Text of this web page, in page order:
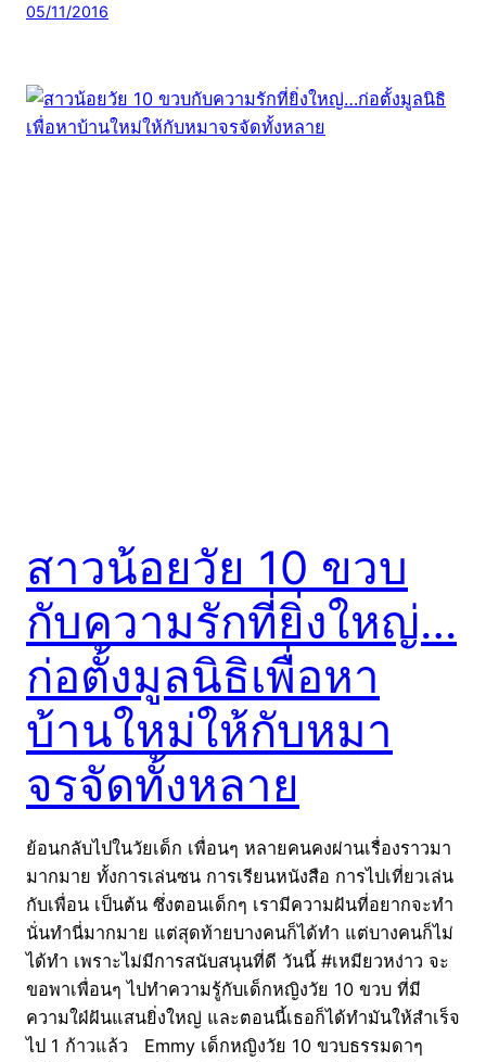
05/11/2016
สาวน้อยวัย 10 ขวบ
กับความรักที่ยิ่งใหญ่…
ก่อตั้งมูลนิธิเพื่อหา
บ้านใหม่ให้กับหมา
จรจัดทั้งหลาย
ย้อนกลับไปในวัยเด็ก เพื่อนๆ หลายคนคงผ่านเรื่องราวมา
มากมาย ทั้งการเล่นซน การเรียนหนังสือ การไปเที่ยวเล่น
กับเพื่อน เป็นต้น ซึ่งตอนเด็กๆ เรามีความฝันที่อยากจะทำ
นั่นทำนี่มากมาย แต่สุดท้ายบางคนก็ได้ทำ แต่บางคนก็ไม่
ได้ทำ เพราะไม่มีการสนับสนุนที่ดี วันนี้ #เหมียวหง่าว จะ
ขอพาเพื่อนๆ ไปทำความรู้กับเด็กหญิงวัย 10 ขวบ ที่มี
ความใฝ่ฝันแสนยิ่งใหญ่ และตอนนี้เธอก็ได้ทำมันให้สำเร็จ
ไป 1 ก้าวแล้ว Emmy เด็กหญิงวัย 10 ขวบธรรมดาๆ